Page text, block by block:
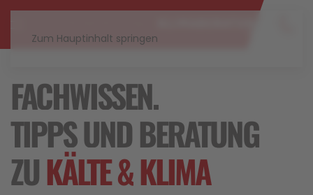
Zum Hauptinhalt springen
FACHWISSEN,
TIPPS UND BERATUNG
ZUKÄLTE & KLIMA